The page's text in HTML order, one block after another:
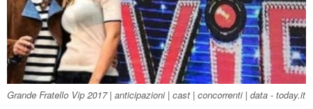
Grande Fratello Vip 2017 | anticipazioni | cast | concorrenti | data - today.it